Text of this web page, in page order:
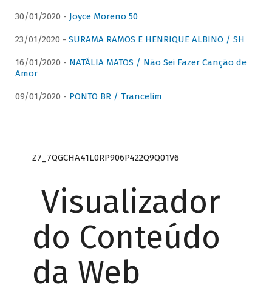
30/01/2020 - Joyce Moreno 50
23/01/2020 - SURAMA RAMOS E HENRIQUE ALBINO / SH
16/01/2020 - NATÁLIA MATOS / Não Sei Fazer Canção de
Amor
09/01/2020 - PONTO BR / Trancelim
Z7_7QGCHA41L0RP906P422Q9Q01V6
Visualizador
do Conteúdo
da Web